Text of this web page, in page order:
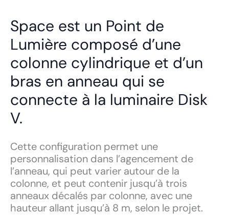
Space est un Point de
Lumière composé d’une
colonne cylindrique et d’un
bras en anneau qui se
connecte à la luminaire Disk
V.
Cette configuration permet une
personnalisation dans l’agencement de
l’anneau, qui peut varier autour de la
colonne, et peut contenir jusqu’à trois
anneaux décalés par colonne, avec une
hauteur allant jusqu’à 8 m, selon le projet.